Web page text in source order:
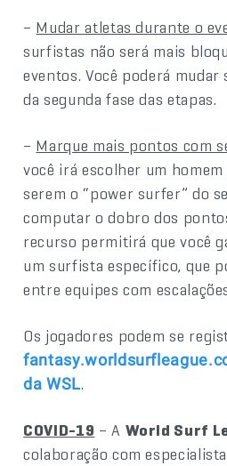
– Mudar atletas durante o
surfistas não será mais
eventos. Você poderá
da segunda fase das etapas.
– Marque mais pontos com
você irá escolher um
serem o “power surfer” do
computar o dobro dos
recurso permitirá que você
um surfista específico, que
entre equipes com
Os jogadores podem se
da WSL.
COVID-19 – A World Surf
colaboração com